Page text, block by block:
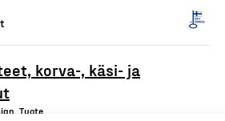
korva-, käsi- ja
Tuote